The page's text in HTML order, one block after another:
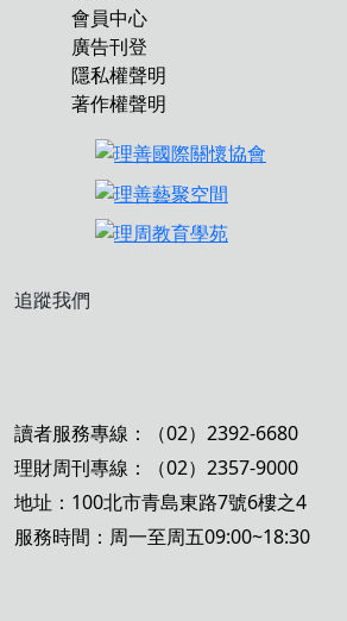
會員中心
廣告刊登
隱私權聲明
著作權聲明
追蹤我們
讀者服務專線：（02）2392-6680
理財周刊專線：（02）2357-9000
地址：100北市青島東路7號6樓之4
服務時間：周一至周五09:00~18:30